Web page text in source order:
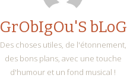
GrObIgOu'S bLoG
Des choses utiles, de l'étonnement,
des bons plans, avec une touche
d'humour et un fond musical !